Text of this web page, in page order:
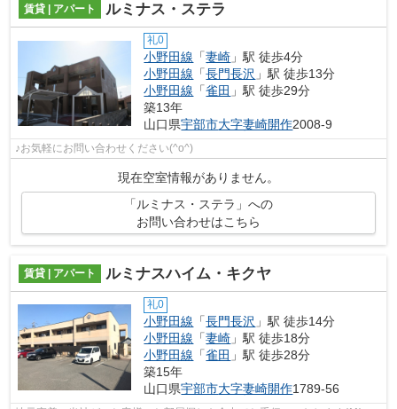
賃貸 | アパート ルミナス・ステラ
礼0
小野田線 「妻崎 」駅 徒歩4分
小野田線 「長門長沢 」駅 徒歩13分
小野田線 「雀田 」駅 徒歩29分
築13年
山口県宇部市大字妻崎開作2008-9
♪お気軽にお問い合わせください(^o^)
現在空室情報がありません。
「ルミナス・ステラ」への
お問い合わせはこちら
賃貸 | アパート ルミナスハイム・キクヤ
礼0
小野田線 「長門長沢 」駅 徒歩14分
小野田線 「妻崎 」駅 徒歩18分
小野田線 「雀田 」駅 徒歩28分
築15年
山口県宇部市大字妻崎開作1789-56